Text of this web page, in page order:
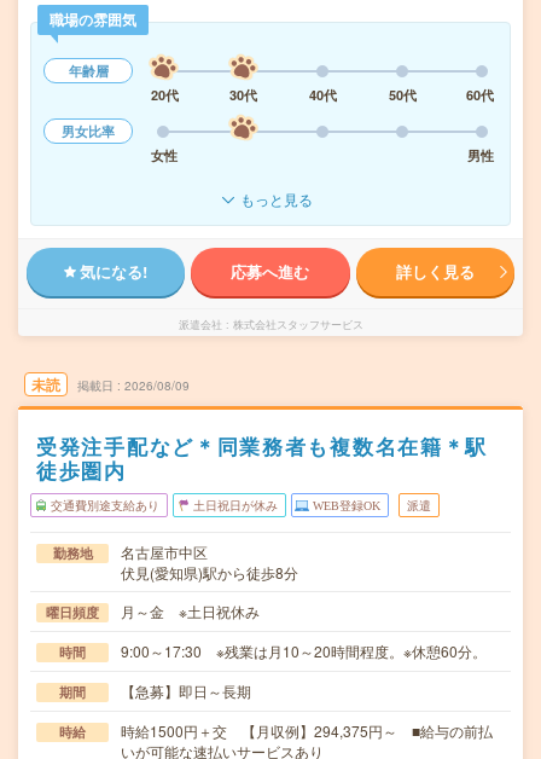
職場の雰囲気
年齢層
20代
30代 40代 50代
60代
男女比率
女性
男性
もっと見る
気になる! 応募へ進む 詳しく見る
派遣会社 株式会社スタッフサービス
未読 掲載日 2026/08/09
受発注手配など＊同業務者も複数名在籍＊駅
徒歩圏内
交通費別途支給あり 土日祝日が休み WEB登録OK 派遣
勤務地
名古屋市中区
伏見(愛知県)駅から徒歩8分
曜日頻度 月～金 ※土日祝休み
時間 9:00～17:30 ※残業は月10～20時間程度。※休憩60分。
期間 【急募】即日～長期
時給
時給1500円＋交 【月収例】294,375円～ ■給与の前払
いが可能な速払いサービスあり